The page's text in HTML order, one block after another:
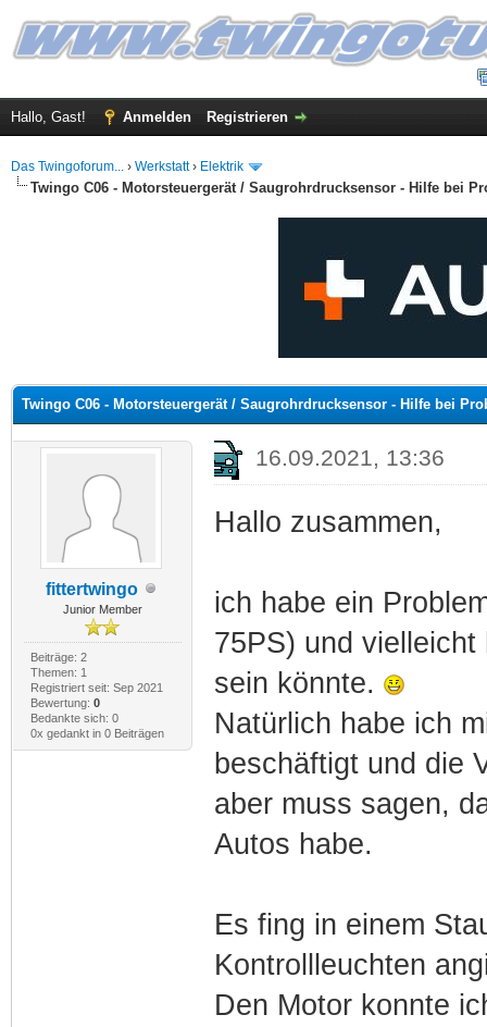
Hallo, Gast! Anmelden Registrieren
Das Twingoforum... › Werkstatt› Elektrik
Twingo C06 - Motorsteuergerät / Saugrohrdrucksensor - Hilfe bei
Twingo C06 - Motorsteuergerät / Saugrohrdrucksensor - Hilfe bei
fittertwingo
Junior Member
Beiträge: 2
Themen: 1
Registriert seit: Sep 2021
Bewertung: 0
Bedankte sich: 0
0x gedankt in 0 Beiträgen
16.09.2021, 13:36
Hallo zusammen,
ich habe ein
75PS) und
sein könnte.
Natürlich habe ich
beschäftigt und die
aber muss sagen,
Autos habe.
Es fing in einem
Kontrollleuchten
Den Motor konnte